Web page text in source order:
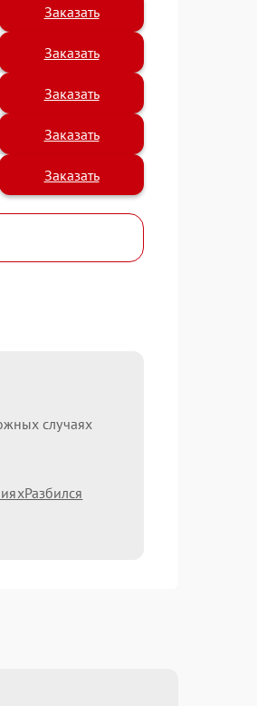
Заказать
случаях
Разбился